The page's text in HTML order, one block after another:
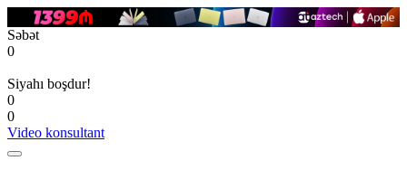
Səbət
0
Siyahı boşdur!
0
0
Video konsultant